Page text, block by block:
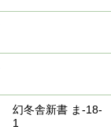
幻冬舎新書 ま-18-
1